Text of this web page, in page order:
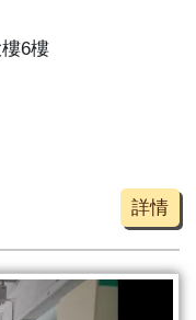
6樓
詳情